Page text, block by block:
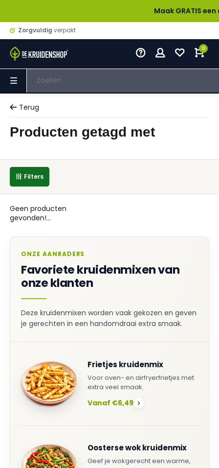
Maak GRATIS een
Zorgvuldig verpakt
0
Terug
Producten getagd met
Filters
Geen producten
gevonden!...
ONZE AANRADERS
Favoriete kruidenmixen van
onze klanten
Deze kruidenmixen worden vaak gekozen en geven
je gerechten in een handomdraai extra smaak.
Frietjes kruidenmix
Voor oven- en airfryerfrietjes met
extra veel smaak.
Vanaf €6,49 ›
Oosterse wok kruidenmix
Geef je wokgerecht een warme,